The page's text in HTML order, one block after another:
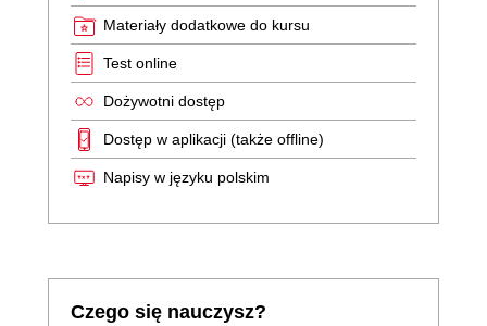
Materiały dodatkowe do kursu
Test online
Dożywotni dostęp
Dostęp w aplikacji (także offline)
Napisy w języku polskim
Czego się nauczysz?